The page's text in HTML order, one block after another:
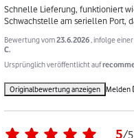
Schnelle Lieferung, funktioniert
Schwachstelle am seriellen Port,
Bewertung vom23.6.2026 , infolge
C.
Ursprünglich veröffentlicht auf
Originalbewertung anzeigen Melden
5/5